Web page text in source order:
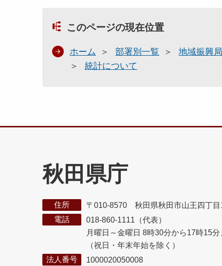
このページの現在位置
ホーム 部署別一覧 地域振興局
統計について
秋田県庁
住所
〒010-8570 秋田県秋田市山王四丁目
電話
018-860-1111（代表）
月曜日～金曜日 8時30分から17時15分
（祝日・年末年始を除く）
法人番号
1000020050008